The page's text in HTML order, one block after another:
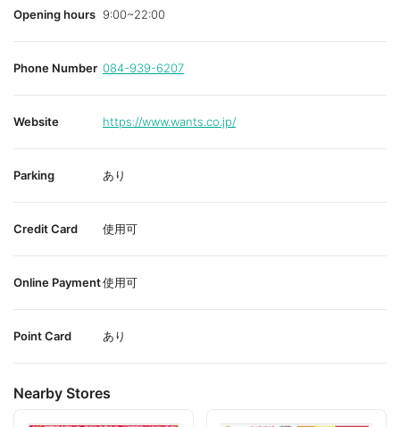
Opening hours 9:00~22:00
Phone Number 084-939-6207
Website https://www.wants.co.jp/
Parking あり
Credit Card 使用可
Online Payment使用可
Point Card あり
Nearby Stores